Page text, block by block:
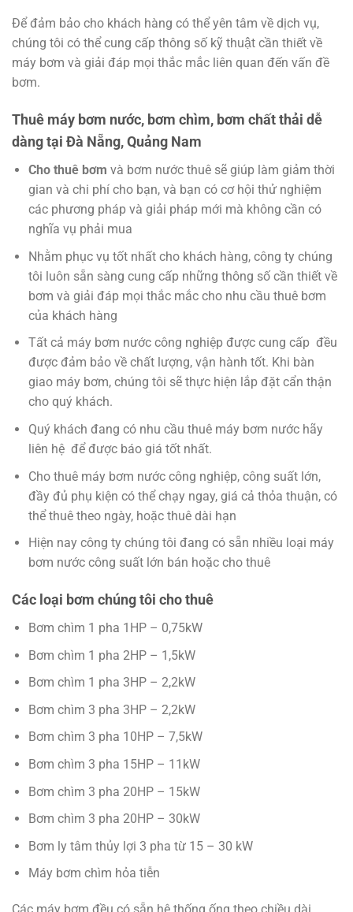
Để đảm bảo cho khách hàng có thể yên tâm về dịch vụ,
chúng tôi có thể cung cấp thông số kỹ thuật cần thiết về
máy bơm và giải đáp mọi thắc mắc liên quan đến vấn đề
bơm.
Thuê máy bơm nước, bơm chìm, bơm chất thải dễ
dàng tại Đà Nẵng, Quảng Nam
Cho thuê bơm và bơm nước thuê sẽ giúp làm giảm thời
gian và chi phí cho bạn, và bạn có cơ hội thử nghiệm
các phương pháp và giải pháp mới mà không cần có
nghĩa vụ phải mua
Nhằm phục vụ tốt nhất cho khách hàng, công ty chúng
tôi luôn sẵn sàng cung cấp những thông số cần thiết về
bơm và giải đáp mọi thắc mắc cho nhu cầu thuê bơm
của khách hàng
Tất cả máy bơm nước công nghiệp được cung cấp đều
được đảm bảo về chất lượng, vận hành tốt. Khi bàn
giao máy bơm, chúng tôi sẽ thực hiện lắp đặt cẩn thận
cho quý khách.
Quý khách đang có nhu cầu thuê máy bơm nước hãy
liên hệ để được báo giá tốt nhất.
Cho thuê máy bơm nước công nghiệp, công suất lớn,
đầy đủ phụ kiện có thể chạy ngay, giá cả thỏa thuận, có
thể thuê theo ngày, hoặc thuê dài hạn
Hiện nay công ty chúng tôi đang có sẵn nhiều loại máy
bơm nước công suất lớn bán hoặc cho thuê
Các loại bơm chúng tôi cho thuê
Bơm chìm 1 pha 1HP – 0,75kW
Bơm chìm 1 pha 2HP – 1,5kW
Bơm chìm 1 pha 3HP – 2,2kW
Bơm chìm 3 pha 3HP – 2,2kW
Bơm chìm 3 pha 10HP – 7,5kW
Bơm chìm 3 pha 15HP – 11kW
Bơm chìm 3 pha 20HP – 15kW
Bơm chìm 3 pha 20HP – 30kW
Bơm ly tâm thủy lợi 3 pha từ 15 – 30 kW
Máy bơm chìm hỏa tiễn